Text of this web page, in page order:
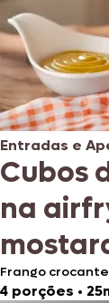
Entradas e
Cubos
na
Frango crocante
4 porções •